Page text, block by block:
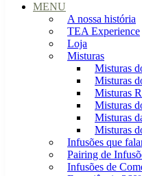
MENU
A nossa história
TEA Experience
Loja
Misturas
Misturas
Misturas
Misturas
Misturas
Misturas
Misturas
Infusões que
Pairing de
Infusões de